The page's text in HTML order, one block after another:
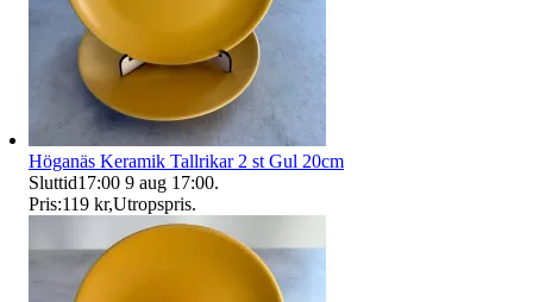
Höganäs Keramik Tallrikar 2 st Gul 20cm
Sluttid17:00 9 aug 17:00.
Pris:119 kr,Utropspris.